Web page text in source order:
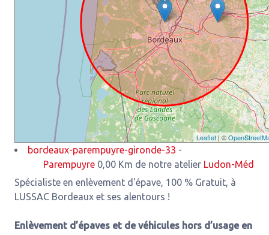
Leaflet | ©
bordeaux-parempuyre-gironde-33 -
Parempuyre0,00 Km de notre atelierLudon-Médoc3,93
Spécialiste en enlèvement d'épave, 100 % Gratuit, à
LUSSAC Bordeaux et ses alentours !
Enlèvement d’épaves et de véhicules hors d’usage en